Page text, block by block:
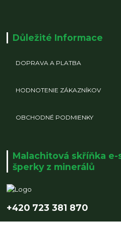
Důležité Informace
DOPRAVA A PLATBA
HODNOTENIE ZÁKAZNÍKOV
OBCHODNÉ PODMIENKY
Malachitová skříňka e-
šperky z minerálů
+420 723 381 870